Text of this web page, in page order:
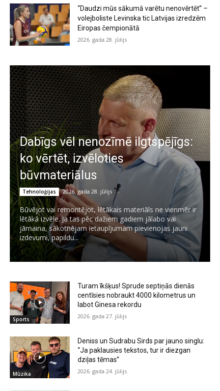
“Daudzi mūs sākumā varētu nenovērtēt” –
volejboliste Levinska tic Latvijas izredzēm
Eiropas čempionātā
2026. gada 28. jūlijs
Dabīgs vēl nenozīmē ilgtspējīgs:
ko vērtēt, izvēloties
būvmateriālus
Tehnoloģijas 2026. gada 28. jūlijs
Būvējot vai remontējot, lētākais materiāls ne vienmēr ir
lētākā izvēle. Ja tas pēc dažiem gadiem jālabo vai
jāmaina, sākotnējam ietaupījumam pievienojas jauni
izdevumi, papildu...
Sports
Turam īkšķus! Sprude septiņās dienās
centīsies nobraukt 4000 kilometrus un
labot Ginesa rekordu
2026. gada 27. jūlijs
Mūzika
Deniss un Sudrabu Sirds par jauno singlu:
“Ja paklausies tekstos, tur ir diezgan
dziļas tēmas”
2026. gada 24. jūlijs